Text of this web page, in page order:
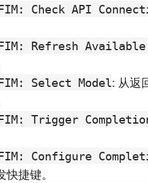
Check API
FIM: Refresh Available
Select Model: 从返
FIM: Trigger
FIM: Configure
捷键。